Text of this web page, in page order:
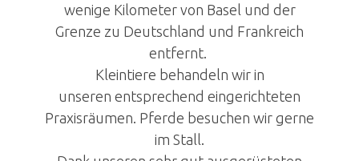
wenige Kilometer von Basel und der
Grenze zu Deutschland und Frankreich
entfernt.
Kleintiere behandeln wir in
unseren entsprechend eingerichteten
Praxisräumen. Pferde besuchen wir gerne
im Stall.